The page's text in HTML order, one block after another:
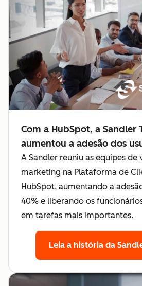
Com a HubSpot, a Sandler
aumentou a adesão dos
A Sandler reuniu as equipes de
marketing na Plataforma de
HubSpot, aumentando a
40% e liberando os
em tarefas mais importantes.
Leia a história da